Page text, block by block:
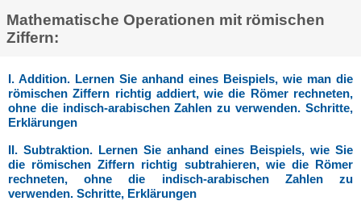
Mathematische Operationen mit römischen
Ziffern:
I. Addition. Lernen Sie anhand eines Beispiels, wie man die
römischen Ziffern richtig addiert, wie die Römer rechneten,
ohne die indisch-arabischen Zahlen zu verwenden. Schritte,
Erklärungen
II. Subtraktion. Lernen Sie anhand eines Beispiels, wie Sie
die römischen Ziffern richtig subtrahieren, wie die Römer
rechneten, ohne die indisch-arabischen Zahlen zu
verwenden. Schritte, Erklärungen